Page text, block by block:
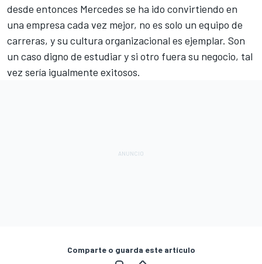
desde entonces Mercedes se ha ido convirtiendo en
una empresa cada vez mejor, no es solo un equipo de
carreras, y su cultura organizacional es ejemplar. Son
un caso digno de estudiar y si otro fuera su negocio, tal
vez sería igualmente exitosos.
Comparte o guarda este artículo